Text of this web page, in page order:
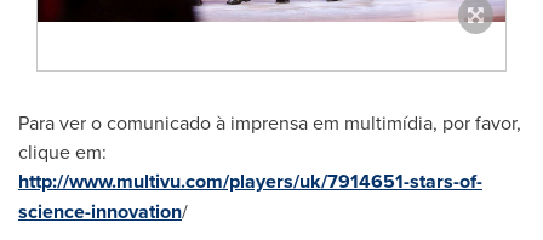
Para ver o comunicado à imprensa em multimídia, por favor,
clique em:
http://www.multivu.com/players/uk/7914651-stars-of-
science-innovation/